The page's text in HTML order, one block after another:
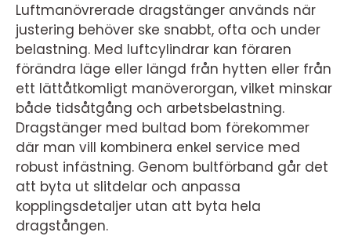
Luftmanövrerade dragstänger används när
justering behöver ske snabbt, ofta och under
belastning. Med luftcylindrar kan föraren
förändra läge eller längd från hytten eller från
ett lättåtkomligt manöverorgan, vilket minskar
både tidsåtgång och arbetsbelastning.
Dragstänger med bultad bom förekommer
där man vill kombinera enkel service med
robust infästning. Genom bultförband går det
att byta ut slitdelar och anpassa
kopplingsdetaljer utan att byta hela
dragstången.